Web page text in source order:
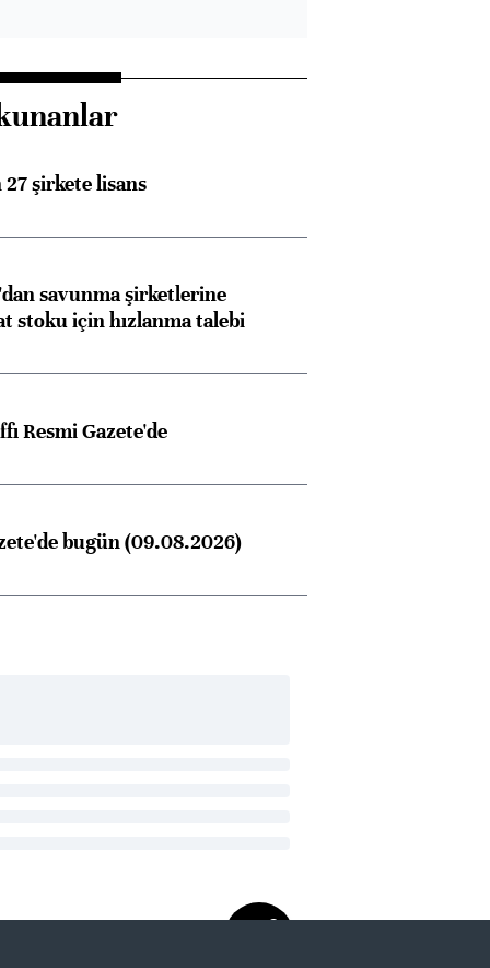
27 şirkete lisans
savunma şirketlerine
stoku için hızlanma talebi
Resmi Gazete'de
bugün (09.08.2026)